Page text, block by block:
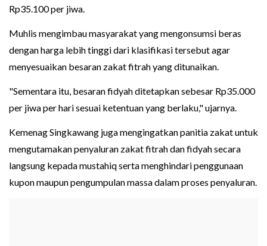
Rp35.100 per jiwa.
Muhlis mengimbau masyarakat yang mengonsumsi beras
dengan harga lebih tinggi dari klasifikasi tersebut agar
menyesuaikan besaran zakat fitrah yang ditunaikan.
"Sementara itu, besaran fidyah ditetapkan sebesar Rp35.000
per jiwa per hari sesuai ketentuan yang berlaku," ujarnya.
Kemenag Singkawang juga mengingatkan panitia zakat untuk
mengutamakan penyaluran zakat fitrah dan fidyah secara
langsung kepada mustahiq serta menghindari penggunaan
kupon maupun pengumpulan massa dalam proses penyaluran.